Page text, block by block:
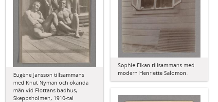
Eugène Jansson tillsammans
med Knut Nyman och okända
män vid Flottans badhus,
Skeppsholmen, 1910-tal
Sophie Elkan tillsammans med
modern Henriette Salomon.